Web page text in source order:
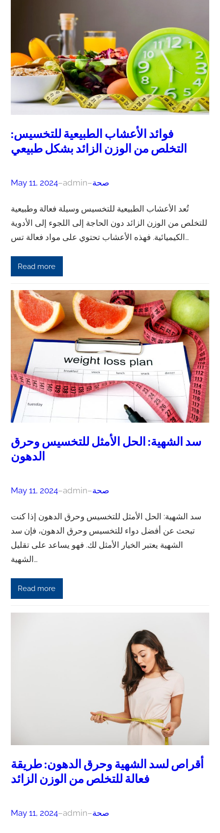
فوائد الأعشاب الطبيعية للتخسيس:
التخلص من الوزن الزائد بشكل طبيعي
May 11, 2024–admin–صحة
تُعد الأعشاب الطبيعية للتخسيس وسيلة فعالة وطبيعية
للتخلص من الوزن الزائد دون الحاجة إلى اللجوء إلى الأدوية
الكيميائية. فهذه الأعشاب تحتوي على مواد فعالة تس…
Read more
سد الشهية: الحل الأمثل للتخسيس وحرق
الدهون
May 11, 2024–admin–صحة
سد الشهية: الحل الأمثل للتخسيس وحرق الدهون إذا كنت
تبحث عن أفضل دواء للتخسيس وحرق الدهون، فإن سد
الشهية يعتبر الخيار الأمثل لك. فهو يساعد على تقليل
الشهية…
Read more
أقراص لسد الشهية وحرق الدهون: طريقة
فعالة للتخلص من الوزن الزائد
May 11, 2024–admin–صحة